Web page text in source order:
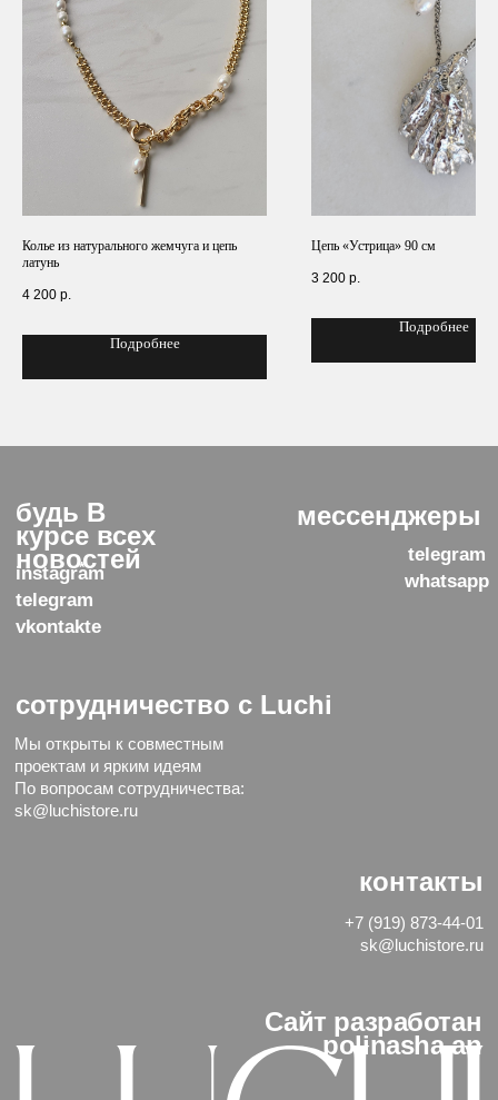
Колье из натурального жемчуга и цепь
латунь
4 200 р.
Подробнее
Цепь «Устрица» 90 см
3 200 р.
Подробнее
Политика конфиденциальности
Обработка данных
Публичная оферта
*instagram принадлежит компании Meta,
© 2025, Интернет-магазин LUCHI ИП
Казанцева Светлана Юрьевна ИНН: